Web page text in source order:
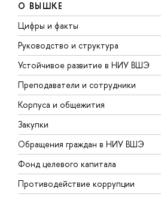
О ВЫШКЕ
Цифры и факты
Руководство и структура
Устойчивое развитие в НИУ ВШЭ
Преподаватели и сотрудники
Корпуса и общежития
Закупки
Обращения граждан в НИУ ВШЭ
Фонд целевого капитала
Противодействие коррупции